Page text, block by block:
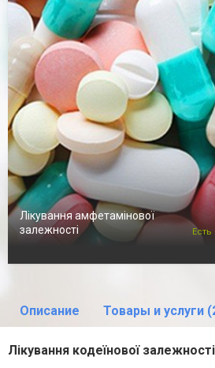
Лікування амфетамінової
залежності
Описание Товары и услуги
Лікування кодеїнової залежності